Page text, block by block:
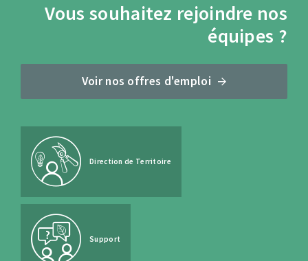
Vous souhaitez rejoindre nos
équipes ?
Voir nos offres d'emploi
Direction de Territoire
Support